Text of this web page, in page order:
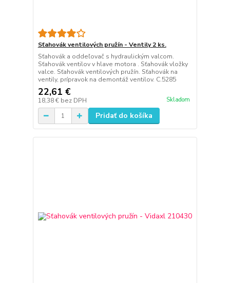
Sťahovák ventilových pružín - Ventily 2 ks.
Sťahovák a oddeľovač s hydraulickým valcom.
Sťahovák ventilov v hlave motora . Sťahovák vložky
valce. Sťahovák ventilových pružín. Sťahovák na
ventily, prípravok na demontáž ventilov. C.5285
22,61 €
18,38 € bez DPH Skladom
Pridať do košíka